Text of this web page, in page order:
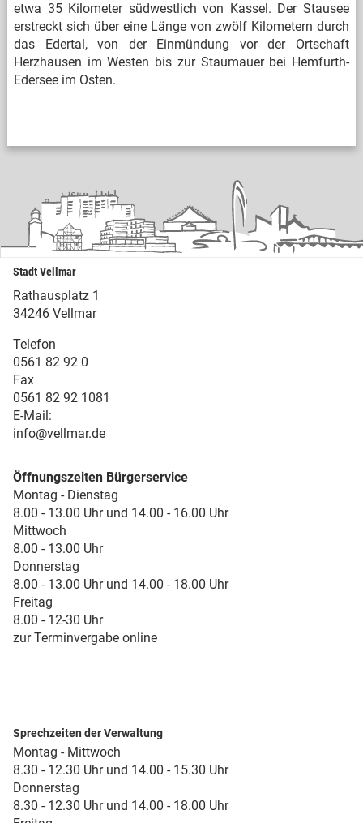
etwa 35 Kilometer südwestlich von Kassel. Der Stausee
erstreckt sich über eine Länge von zwölf Kilometern durch
das Edertal, von der Einmündung vor der Ortschaft
Herzhausen im Westen bis zur Staumauer bei Hemfurth-
Edersee im Osten.
Stadt Vellmar
Rathausplatz 1
34246 Vellmar
Telefon
0561 82 92 0
Fax
0561 82 92 1081
E-Mail:
info@vellmar.de
Öffnungszeiten Bürgerservice
Montag - Dienstag
8.00 - 13.00 Uhr und 14.00 - 16.00 Uhr
Mittwoch
8.00 - 13.00 Uhr
Donnerstag
8.00 - 13.00 Uhr und 14.00 - 18.00 Uhr
Freitag
8.00 - 12-30 Uhr
zur Terminvergabe online
Sprechzeiten der Verwaltung
Montag - Mittwoch
8.30 - 12.30 Uhr und 14.00 - 15.30 Uhr
Donnerstag
8.30 - 12.30 Uhr und 14.00 - 18.00 Uhr